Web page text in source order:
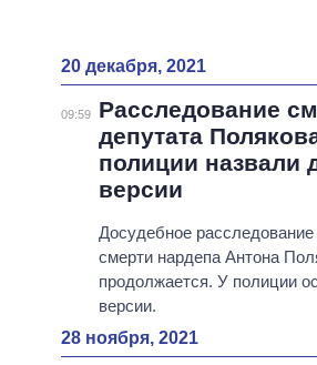
20 декабря, 2021
09:59
Расследование
депутата
полиции назвали
версии
Досудебное
смерти нардепа Антона
продолжается. У полиции
версии.
28 ноября, 2021